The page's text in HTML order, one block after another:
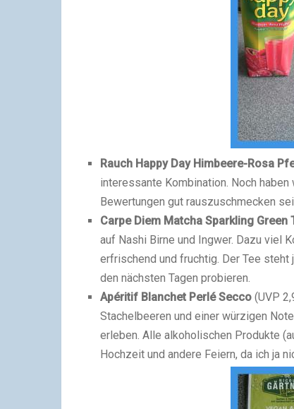
Rauch Happy Day Himbeere-Rosa
interessante Kombination. Noch
Bewertungen gut rauszuschmecken
Carpe Diem Matcha Sparkling Green
auf Nashi Birne und Ingwer. Dazu viel
erfrischend und fruchtig. Der Tee
den nächsten Tagen probieren.
Apéritif Blanchet Perlé Secco(UVP
Stachelbeeren und einer würzigen
erleben. Alle alkoholischen Produkte
Hochzeit und andere Feiern, da ich ja